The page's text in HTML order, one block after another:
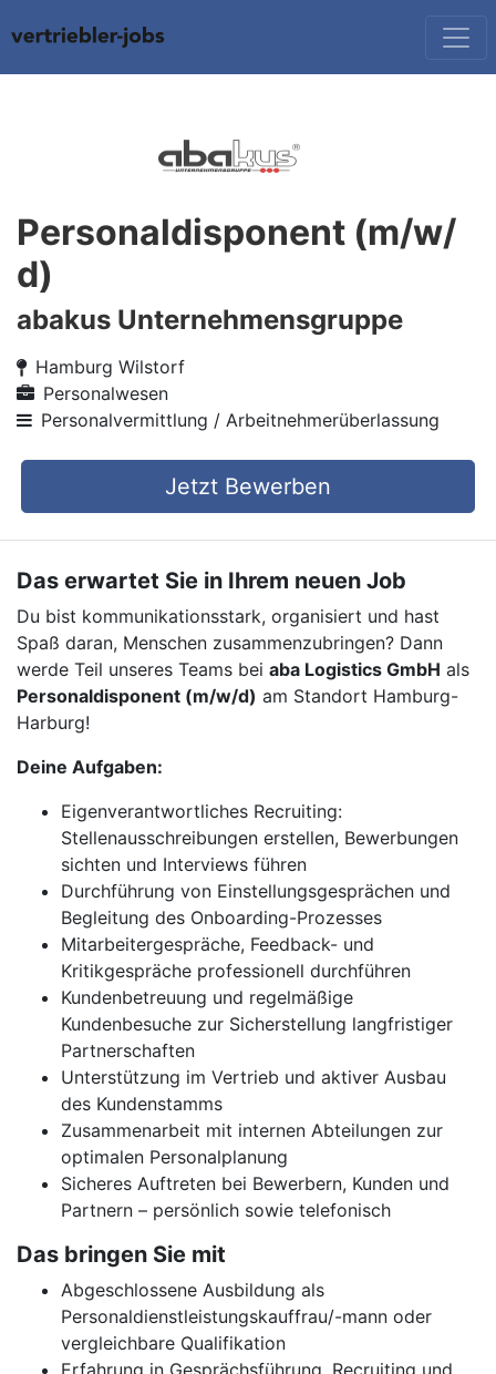
Personaldisponent (m/w/
d)
abakus Unternehmensgruppe
Hamburg Wilstorf
Personalwesen
Personalvermittlung / Arbeitnehmerüberlassung
Jetzt Bewerben
Das erwartet Sie in Ihrem neuen Job
Du bist kommunikationsstark, organisiert und hast
Spaß daran, Menschen zusammenzubringen? Dann
werde Teil unseres Teams bei aba Logistics GmbH als
Personaldisponent (m/w/d) am Standort Hamburg-
Harburg!
Deine Aufgaben:
Eigenverantwortliches Recruiting:
Stellenausschreibungen erstellen, Bewerbungen
sichten und Interviews führen
Durchführung von Einstellungsgesprächen und
Begleitung des Onboarding-Prozesses
Mitarbeitergespräche, Feedback- und
Kritikgespräche professionell durchführen
Kundenbetreuung und regelmäßige
Kundenbesuche zur Sicherstellung langfristiger
Partnerschaften
Unterstützung im Vertrieb und aktiver Ausbau
des Kundenstamms
Zusammenarbeit mit internen Abteilungen zur
optimalen Personalplanung
Sicheres Auftreten bei Bewerbern, Kunden und
Partnern – persönlich sowie telefonisch
Das bringen Sie mit
Abgeschlossene Ausbildung als
Personaldienstleistungskauffrau/-mann oder
vergleichbare Qualifikation
Erfahrung in Gesprächsführung, Recruiting und